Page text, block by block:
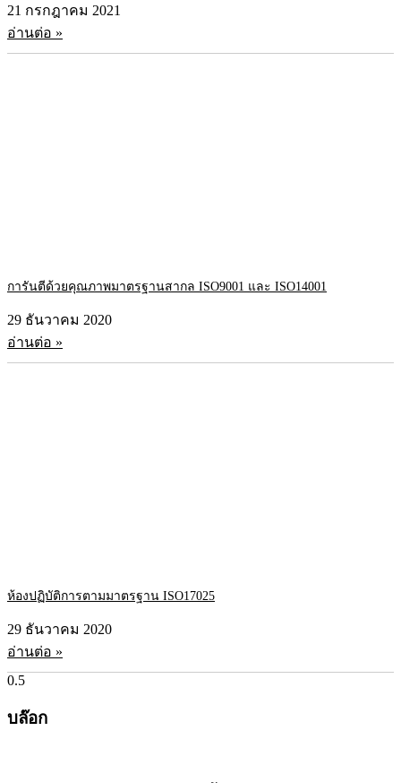
21 กรกฎาคม 2021
อ่านต่อ »
การันตีด้วยคุณภาพมาตรฐานสากล ISO9001 และ ISO14001
29 ธันวาคม 2020
อ่านต่อ »
ห้องปฏิบัติการตามมาตรฐาน ISO17025
29 ธันวาคม 2020
อ่านต่อ »
บล๊อก